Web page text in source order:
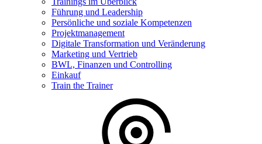
Führung und Leadership
Persönliche und soziale Kompetenzen
Projektmanagement
Digitale Transformation und Veränderung
Marketing und Vertrieb
BWL, Finanzen und Controlling
Einkauf
Train the Trainer